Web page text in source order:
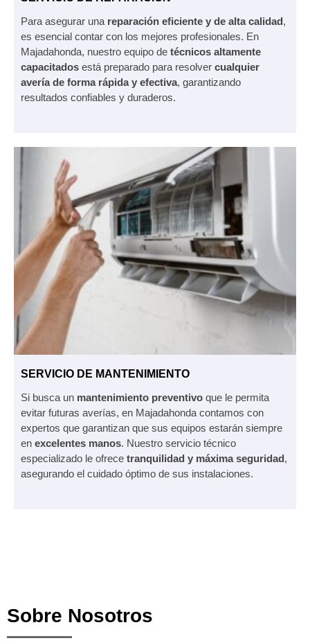
Para asegurar una reparación eficiente y de alta calidad,
es esencial contar con los mejores profesionales. En
Majadahonda, nuestro equipo de técnicos altamente
capacitados está preparado para resolver cualquier
avería de forma rápida y efectiva, garantizando
resultados confiables y duraderos.
SERVICIO DE MANTENIMIENTO
Si busca un mantenimiento preventivo que le permita
evitar futuras averías, en Majadahonda contamos con
expertos que garantizan que sus equipos estarán siempre
en excelentes manos. Nuestro servicio técnico
especializado le ofrece tranquilidad y máxima seguridad,
asegurando el cuidado óptimo de sus instalaciones.
Sobre Nosotros